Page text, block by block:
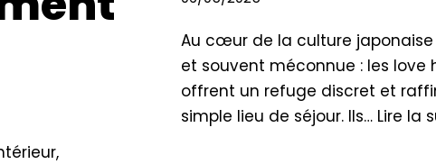
Au cœur de la culture
et souvent méconnue : les love
offrent un refuge discret et
simple lieu de séjour. Ils… Lire la